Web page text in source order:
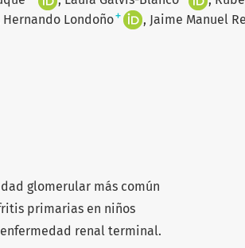
Hernando Londoño+ Jaime Manuel
glomerular más común
primarias en niños
enfermedad renal terminal.